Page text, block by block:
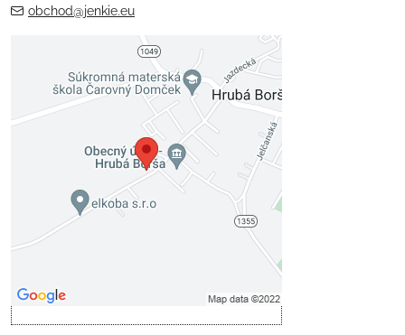
obchod@jenkie.eu
Externý obsah je blokovaný
Voľbami súkromia
Prajete si načítať externý obsah?
Povoliť tentokrát
Povoliť a zapamätať - súhlas s